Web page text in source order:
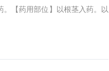
。【药用部位】以根茎入药。以